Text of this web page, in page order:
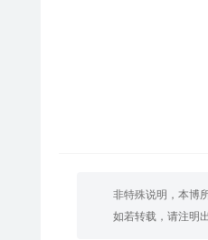
非特殊说明，本博
如若转载，请注明